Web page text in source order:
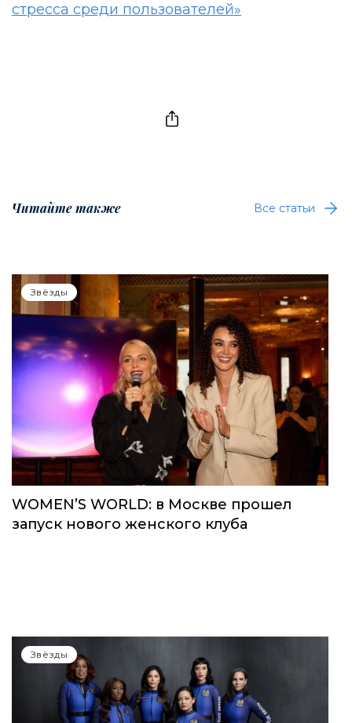
стресса среди пользователей»
Читайте также Все статьи
Звёзды